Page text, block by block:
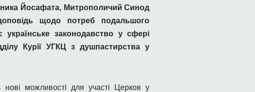
Йосафата, Митрополичий Синод
щодо потреб подальшого
законодавство у сфері
Курії УГКЦ з душпастирства у
нові можливості для участі Церков у